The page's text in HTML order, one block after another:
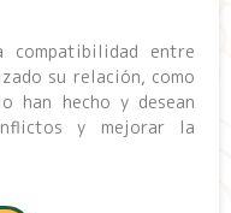
entre
su relación, como
han hecho y desean
y mejorar la